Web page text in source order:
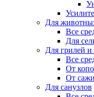
Для
Все
Для
Для грилей и
Все
От
От сажи
Для санузлов